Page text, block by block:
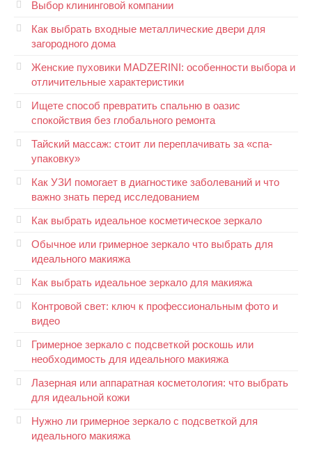
Выбор клининговой компании
Как выбрать входные металлические двери для
загородного дома
Женские пуховики MADZERINI: особенности выбора и
отличительные характеристики
Ищете способ превратить спальню в оазис
спокойствия без глобального ремонта
Тайский массаж: стоит ли переплачивать за «спа-
упаковку»
Как УЗИ помогает в диагностике заболеваний и что
важно знать перед исследованием
Как выбрать идеальное косметическое зеркало
Обычное или гримерное зеркало что выбрать для
идеального макияжа
Как выбрать идеальное зеркало для макияжа
Контровой свет: ключ к профессиональным фото и
видео
Гримерное зеркало с подсветкой роскошь или
необходимость для идеального макияжа
Лазерная или аппаратная косметология: что выбрать
для идеальной кожи
Нужно ли гримерное зеркало с подсветкой для
идеального макияжа